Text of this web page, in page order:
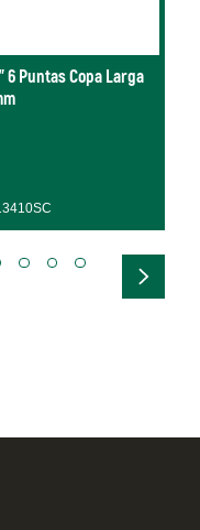
6 Puntas Copa Larga